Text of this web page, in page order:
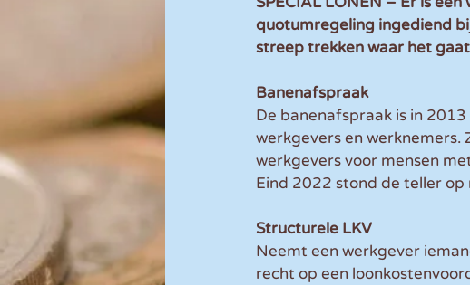
quotumregeling ingediend
streep trekken waar het
Banenafspraak
De banenafspraak is in
werkgevers en
werkgevers voor mensen
Eind 2022 stond de teller
Structurele LKV
Neemt een werkgever
recht op een